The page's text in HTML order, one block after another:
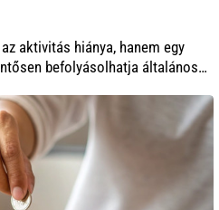
aktivitás hiánya, hanem egy
befolyásolhatja általános